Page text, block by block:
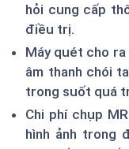
hỏi cung cấp
điều trị.
Máy quét cho ra
âm thanh chói
trong suốt quá
Chi phí chụp
hình ảnh trong